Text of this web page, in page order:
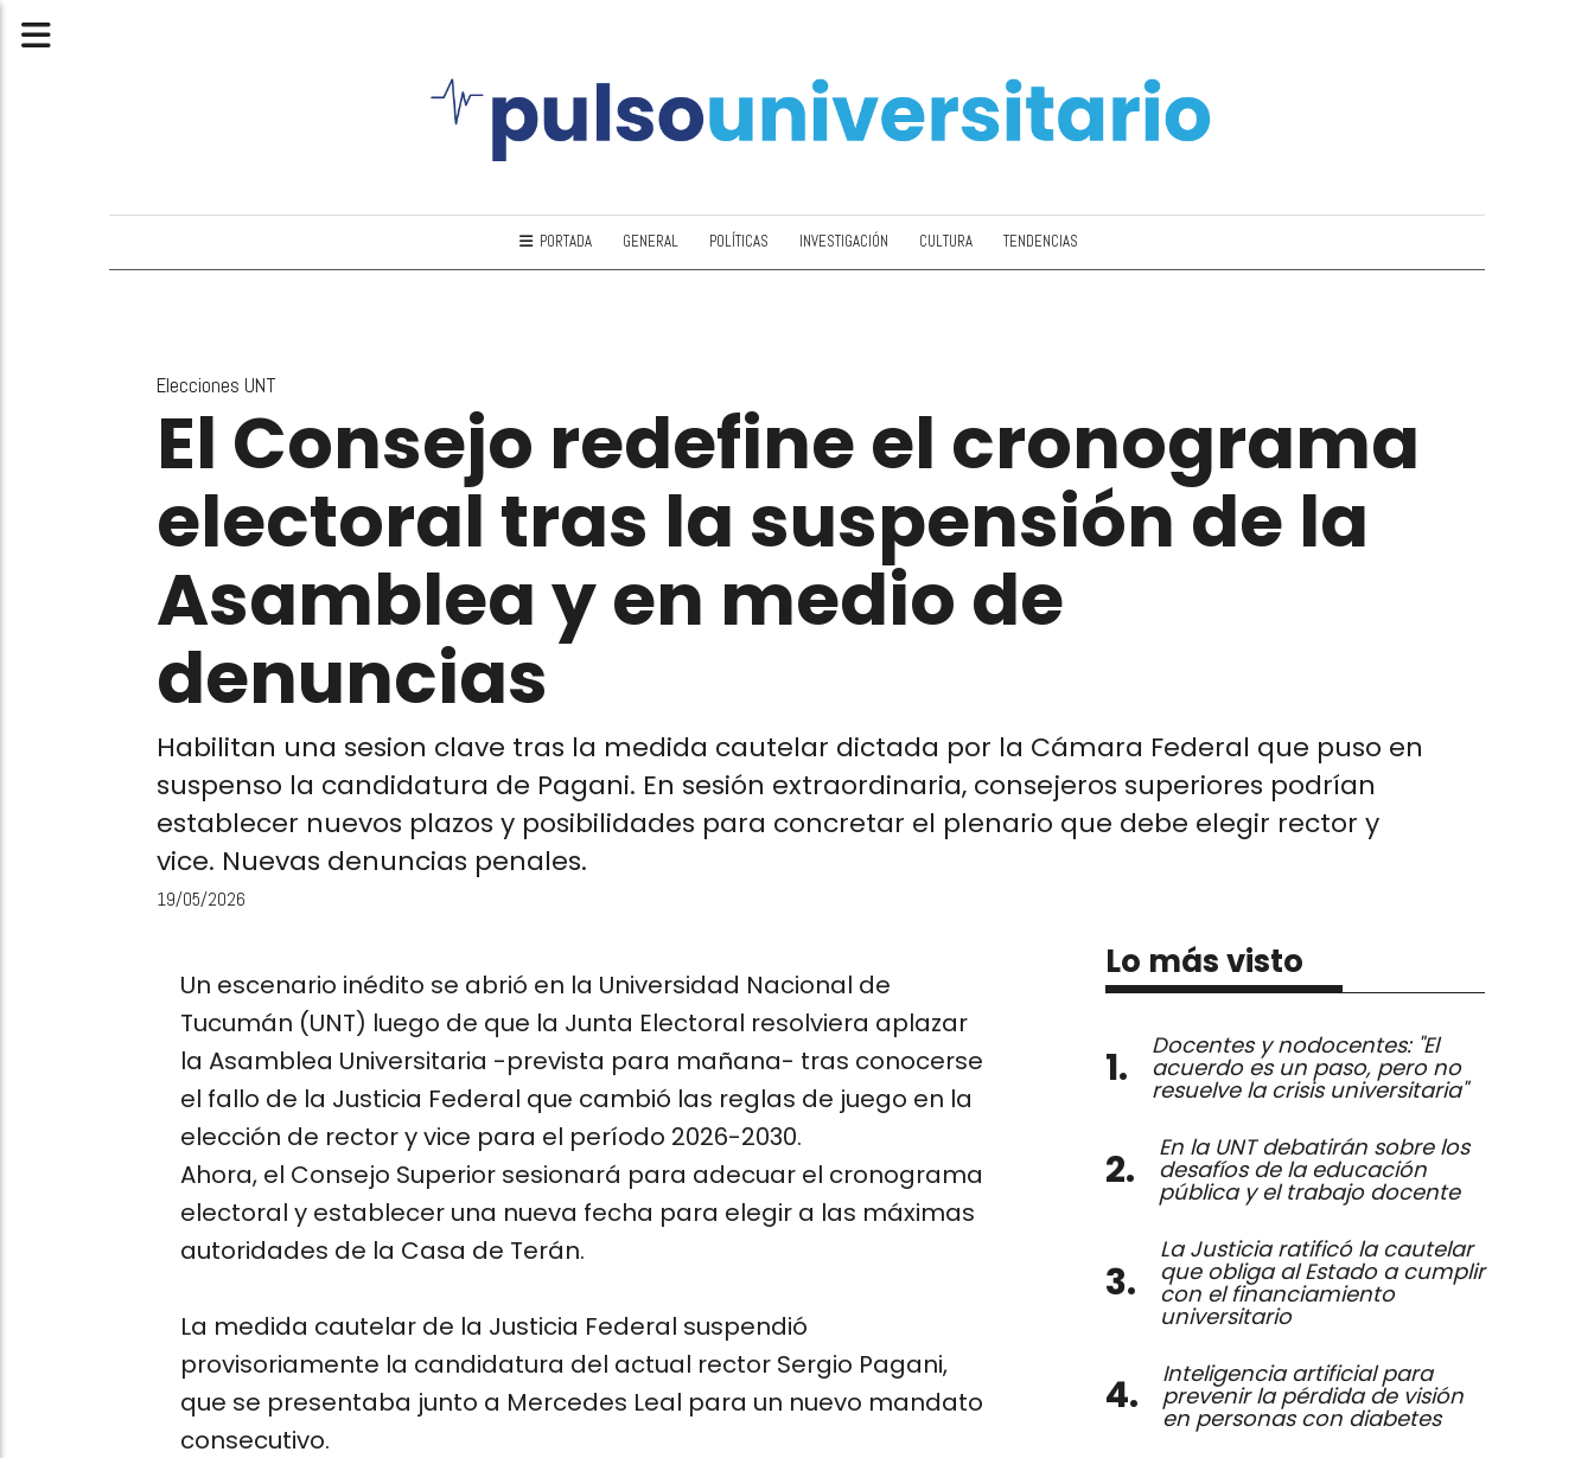
PORTADA GENERAL POLÍTICAS INVESTIGACIÓN CULTURA TENDENCIAS
El Consejo redefine el cronograma
electoral tras la suspensión de la
Asamblea y en medio de
denuncias
Habilitan una sesion clave tras la medida cautelar dictada por la Cámara Federal que puso en
suspenso la candidatura de Pagani. En sesión extraordinaria, consejeros superiores podrían
establecer nuevos plazos y posibilidades para concretar el plenario que debe elegir rector y
vice. Nuevas denuncias penales.
Elecciones UNT
19/05/2026
Un escenario inédito se abrió en la Universidad Nacional de
Tucumán (UNT) luego de que la Junta Electoral resolviera aplazar
la Asamblea Universitaria -prevista para mañana- tras conocerse
el fallo de la Justicia Federal que cambió las reglas de juego en la
elección de rector y vice para el período 2026-2030.
Ahora, el Consejo Superior sesionará para adecuar el cronograma
electoral y establecer una nueva fecha para elegir a las máximas
autoridades de la Casa de Terán.
La medida cautelar de la Justicia Federal suspendió
provisoriamente la candidatura del actual rector Sergio Pagani,
que se presentaba junto a Mercedes Leal para un nuevo mandato
consecutivo.
Lo más visto
Docentes y nodocentes: "El
acuerdo es un paso, pero no
resuelve la crisis universitaria"
En la UNT debatirán sobre los
desafíos de la educación
pública y el trabajo docente
La Justicia ratificó la cautelar
que obliga al Estado a cumplir
con el financiamiento
universitario
Inteligencia artificial para
prevenir la pérdida de visión
en personas con diabetes